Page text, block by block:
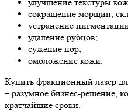
сокращение морщин,
устранение
удаление рубцов;
сужение пор;
омоложение кожи.
Купить фракционный лазер
– разумное бизнес-решение,
кратчайшие сроки.